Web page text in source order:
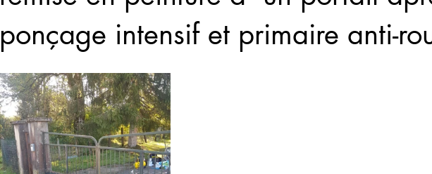
ponçage intensif et primaire anti-